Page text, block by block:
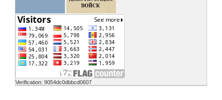
Verification: 9054dc0dbbcd0607